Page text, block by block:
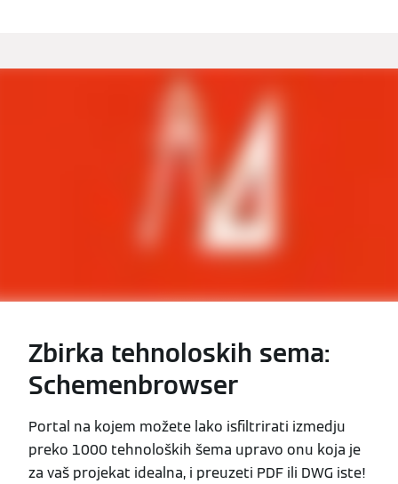
Zbirka tehnoloskih sema:
Schemenbrowser
Portal na kojem možete lako isfiltrirati izmedju
preko 1000 tehnoloških šema upravo onu koja je
za vaš projekat idealna, i preuzeti PDF ili DWG iste!